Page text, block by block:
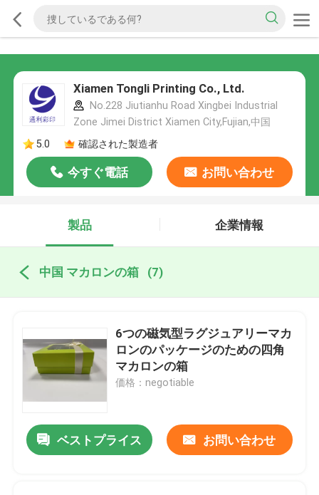
Xiamen Tongli Printing Co., Ltd.
No.228 Jiutianhu Road Xingbei Industrial
Zone Jimei District Xiamen City,Fujian,中国
5.0
確認された製造者
今すぐ電話 お問い合わせ
製品 企業情報
中国 マカロンの箱 (7)
6つの磁気型ラグジュアリーマカ
ロンのパッケージのための四角
マカロンの箱
価格：negotiable
ベストプライス お問い合わせ